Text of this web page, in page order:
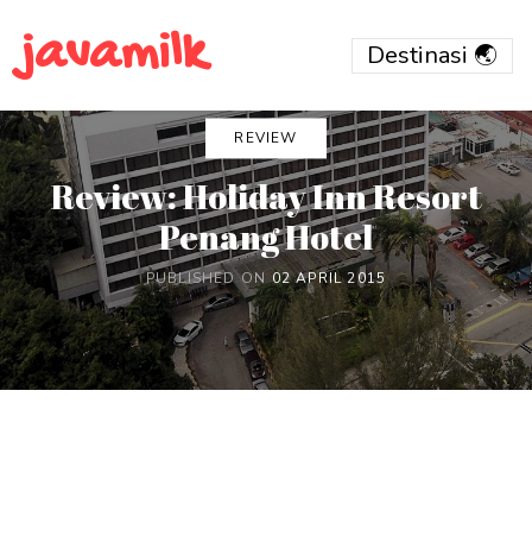
javamilk
REVIEW
Review: Holiday Inn Resort
Penang Hotel
PUBLISHED ON02 APRIL 2015